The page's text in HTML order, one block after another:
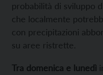
probabilità di sviluppo
che localmente
con precipitazioni
su aree ristrette.
Tra domenica e lunedì